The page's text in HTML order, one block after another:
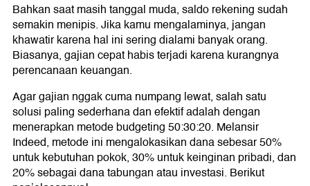
Bahkan saat masih tanggal muda, saldo rekening sudah
semakin menipis. Jika kamu mengalaminya, jangan
khawatir karena hal ini sering dialami banyak orang.
Biasanya, gajian cepat habis terjadi karena kurangnya
perencanaan keuangan.
Agar gajian nggak cuma numpang lewat, salah satu
solusi paling sederhana dan efektif adalahdengan
menerapkan metode budgeting 50:30:20. Melansir
Indeed, metode ini mengalokasikan dana sebesar 50%
untuk kebutuhan pokok, 30% untuk keinginan pribadi, dan
20% sebagai dana tabungan atau investasi. Berikut